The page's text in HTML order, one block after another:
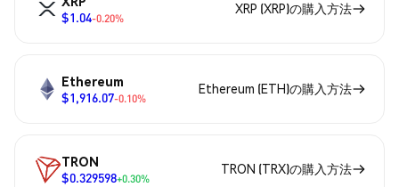
$1.04-0.20%
XRP (XRP)の購入方法
Ethereum
$1,916.07-0.10%
Ethereum (ETH)の購入方法
TRON
$0.329598+0.30%
TRON (TRX)の購入方法